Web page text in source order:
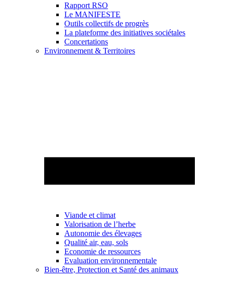
Rapport RSO
Le MANIFESTE
Outils collectifs de progrès
La plateforme des initiatives sociétales
Concertations
Environnement & Territoires
Viande et climat
Valorisation de l’herbe
Autonomie des élevages
Qualité air, eau, sols
Economie de ressources
Evaluation environnementale
Bien-être, Protection et Santé des animaux